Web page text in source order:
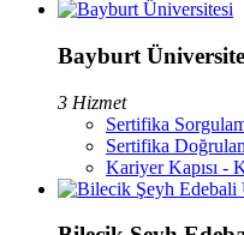
Bayburt
3 Hizmet
Sertifika
Sertifika
Kariyer Kapısı -